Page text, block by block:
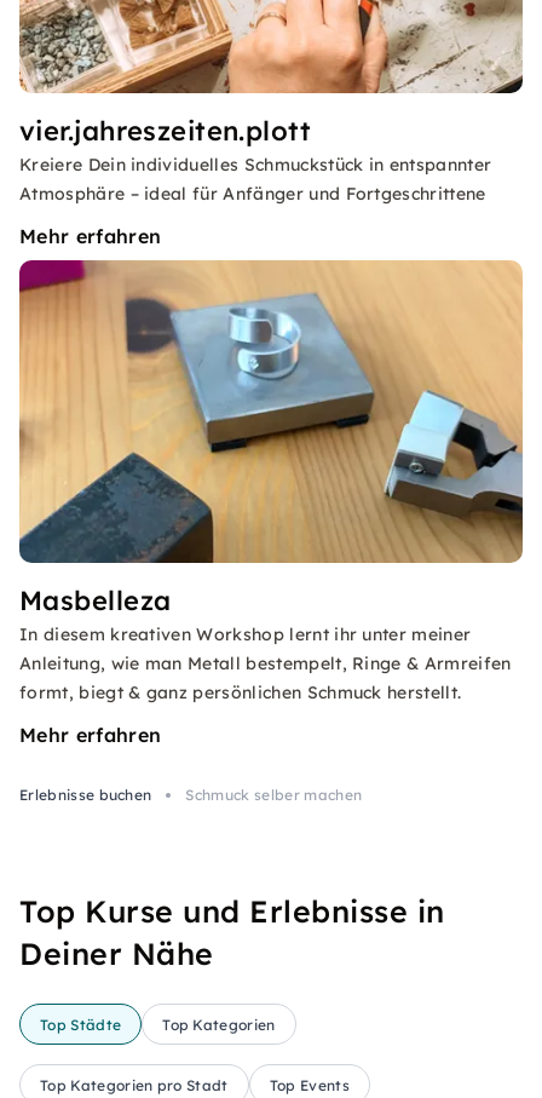
vier.jahreszeiten.plott
Kreiere Dein individuelles Schmuckstück in entspannter
Atmosphäre – ideal für Anfänger und Fortgeschrittene
Mehr erfahren
Masbelleza
In diesem kreativen Workshop lernt ihr unter meiner
Anleitung, wie man Metall bestempelt, Ringe & Armreifen
formt, biegt & ganz persönlichen Schmuck herstellt.
Mehr erfahren
Erlebnisse buchen Schmuck selber machen
Top Kurse und Erlebnisse in
Deiner Nähe
Top Städte Top Kategorien
Top Kategorien pro Stadt Top Events